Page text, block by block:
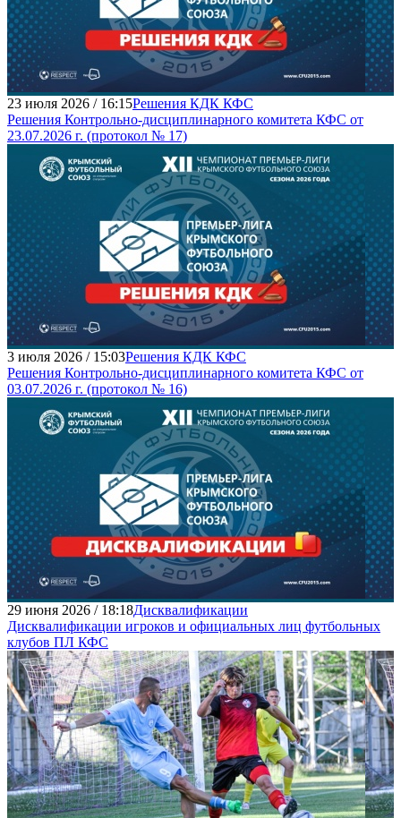
23 июля 2026 / 16:15Решения КДК КФС
Решения Контрольно-дисциплинарного комитета КФС от
23.07.2026 г. (протокол № 17)
3 июля 2026 / 15:03Решения КДК КФС
Решения Контрольно-дисциплинарного комитета КФС от
03.07.2026 г. (протокол № 16)
29 июня 2026 / 18:18Дисквалификации
Дисквалификации игроков и официальных лиц футбольных
клубов ПЛ КФС